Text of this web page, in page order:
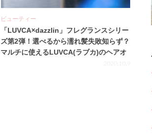
ビューティー
「LUVCA×dazzlin」フレグランスシリー
ズ第2弾！選べるから濡れ髪失敗知らず？
マルチに使えるLUVCA(ラブカ)のヘアオ
2020.10.9